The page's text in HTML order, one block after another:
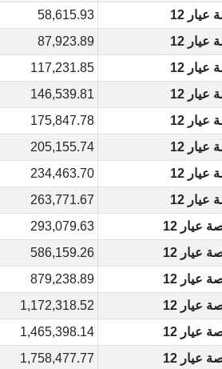
58,615.93
87,923.89
117,231.85
146,539.81
175,847.78
205,155.74
234,463.70
263,771.67
293,079.63
586,159.26
879,238.89
1,172,318.52
1,465,398.14
1,758,477.77